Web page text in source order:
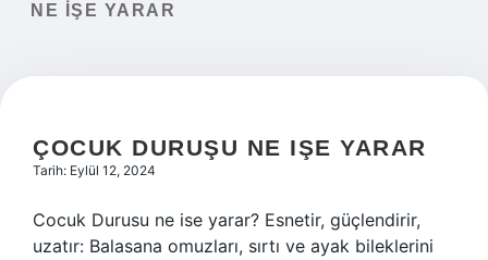
NE IŞE YARAR
ÇOCUK DURUŞU NE IŞE YARAR
Tarih: Eylül 12, 2024
Cocuk Durusu ne ise yarar? Esnetir, güçlendirir,
uzatır: Balasana omuzları, sırtı ve ayak bileklerini